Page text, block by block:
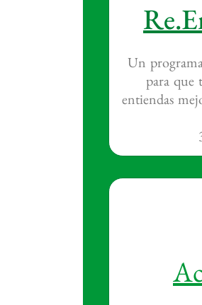
Un
para que
entiendas